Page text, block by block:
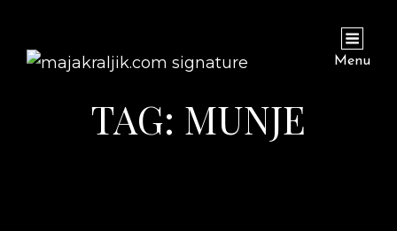
Menu
TAG: MUNJE